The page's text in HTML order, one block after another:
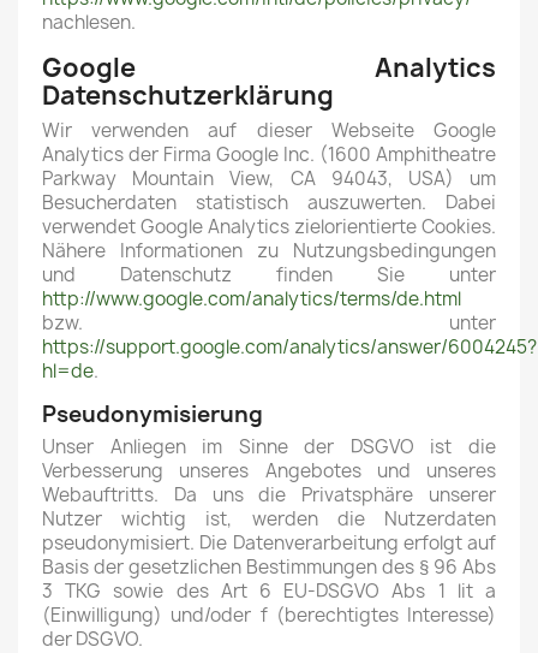
nachlesen.
Google Analytics
Datenschutzerklärung
Wir verwenden auf dieser Webseite Google
Analytics der Firma Google Inc. (1600 Amphitheatre
Parkway Mountain View, CA 94043, USA) um
Besucherdaten statistisch auszuwerten. Dabei
verwendet Google Analytics zielorientierte Cookies.
Nähere Informationen zu Nutzungsbedingungen
und Datenschutz finden Sie unter
http://www.google.com/analytics/terms/de.html
bzw. unter
https://support.google.com/analytics/answer/6004245?
hl=de.
Pseudonymisierung
Unser Anliegen im Sinne der DSGVO ist die
Verbesserung unseres Angebotes und unseres
Webauftritts. Da uns die Privatsphäre unserer
Nutzer wichtig ist, werden die Nutzerdaten
pseudonymisiert. Die Datenverarbeitung erfolgt auf
Basis der gesetzlichen Bestimmungen des § 96 Abs
3 TKG sowie des Art 6 EU-DSGVO Abs 1 lit a
(Einwilligung) und/oder f (berechtigtes Interesse)
der DSGVO.